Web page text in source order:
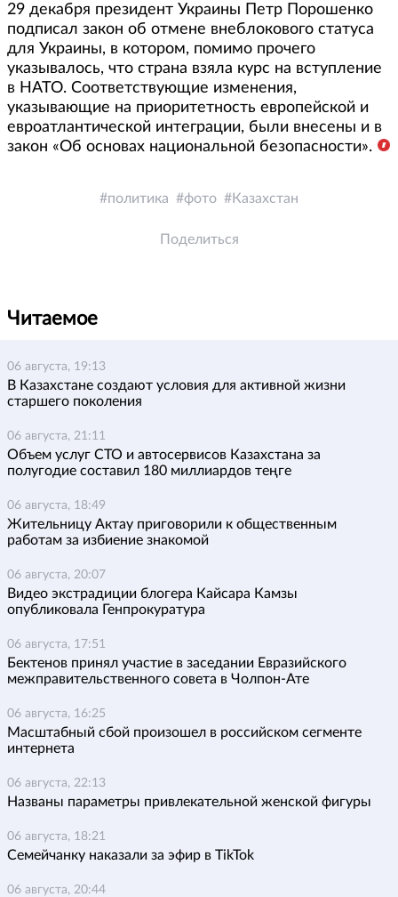
29 декабря президент Украины Петр Порошенко
подписал закон об отмене внеблокового статуса
для Украины, в котором, помимо прочего
указывалось, что страна взяла курс на вступление
в НАТО. Соответствующие изменения,
указывающие на приоритетность европейской и
евроатлантической интеграции, были внесены и в
закон «Об основах национальной безопасности».
политика фото Казахстан
Поделиться
Читаемое
06 августа, 19:13
В Казахстане создают условия для активной жизни
старшего поколения
06 августа, 21:11
Объем услуг СТО и автосервисов Казахстана за
полугодие составил 180 миллиардов теңге
06 августа, 18:49
Жительницу Актау приговорили к общественным
работам за избиение знакомой
06 августа, 20:07
Видео экстрадиции блогера Кайсара Камзы
опубликовала Генпрокуратура
06 августа, 17:51
Бектенов принял участие в заседании Евразийского
межправительственного совета в Чолпон-Ате
06 августа, 16:25
Масштабный сбой произошел в российском сегменте
интернета
06 августа, 22:13
Названы параметры привлекательной женской фигуры
06 августа, 18:21
Семейчанку наказали за эфир в TikTok
06 августа, 20:44